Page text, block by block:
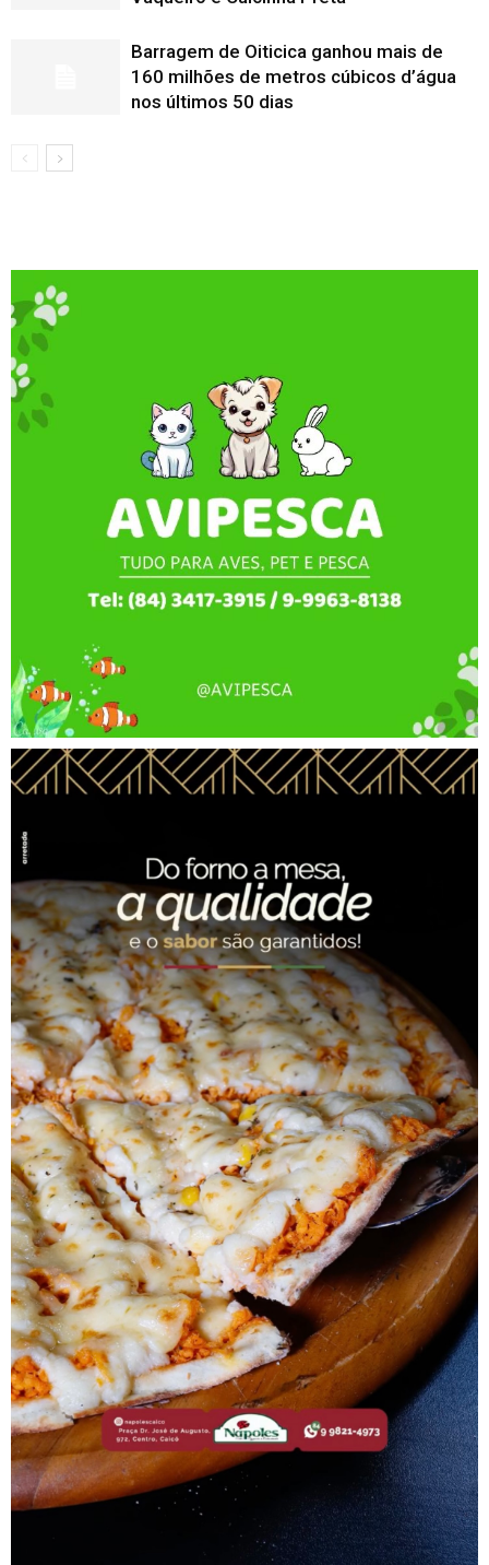
Barragem de Oiticica ganhou mais de
160 milhões de metros cúbicos d’água
nos últimos 50 dias